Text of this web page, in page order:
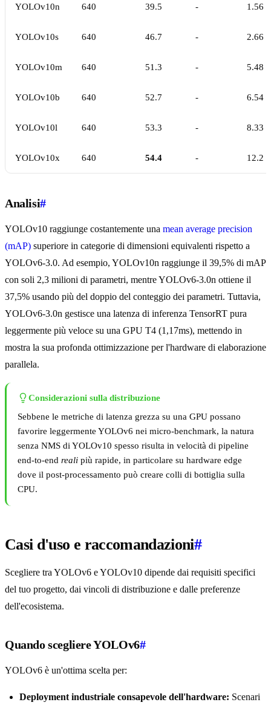
YOLOv10n 640 39.5 - 1.56
YOLOv10s 640 46.7 - 2.66
YOLOv10m 640 51.3 - 5.48
YOLOv10b 640 52.7 - 6.54
YOLOv10l 640 53.3 - 8.33
YOLOv10x 640 54.4 - 12.2
Analisi#
YOLOv10 raggiunge costantemente una mean average precision
(mAP) superiore in categorie di dimensioni equivalenti rispetto a
YOLOv6-3.0. Ad esempio, YOLOv10n raggiunge il 39,5% di mAP
con soli 2,3 milioni di parametri, mentre YOLOv6-3.0n ottiene il
37,5% usando più del doppio del conteggio dei parametri. Tuttavia,
YOLOv6-3.0n gestisce una latenza di inferenza TensorRT pura
leggermente più veloce su una GPU T4 (1,17ms), mettendo in
mostra la sua profonda ottimizzazione per l'hardware di elaborazione
parallela.
Considerazioni sulla distribuzione
Sebbene le metriche di latenza grezza su una GPU possano
favorire leggermente YOLOv6 nei micro-benchmark, la natura
senza NMS di YOLOv10 spesso risulta in velocità di pipeline
end-to-end reali più rapide, in particolare su hardware edge
dove il post-processamento può creare colli di bottiglia sulla
CPU.
Casi d'uso e raccomandazioni#
Scegliere tra YOLOv6 e YOLOv10 dipende dai requisiti specifici
del tuo progetto, dai vincoli di distribuzione e dalle preferenze
dell'ecosistema.
Quando scegliere YOLOv6#
YOLOv6 è un'ottima scelta per:
Deployment industriale consapevole dell'hardware: Scenari